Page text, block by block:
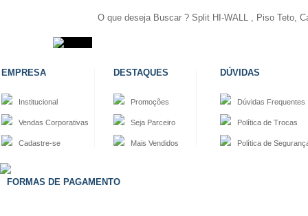
EMPRESA
Institucional
Vendas Corporativas
Cadastre-se
DESTAQUES
Promoções
Seja Parceiro
Mais Vendidos
DÚVIDAS
Dúvidas Frequentes
Política de Trocas
Política de
FORMAS DE PAGAMENTO